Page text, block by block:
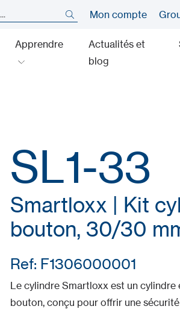
Mon compte
Apprendre
Actualités et
blog
SL1-33
Smartloxx | Kit
bouton, 30/30
Ref: F1306000001
Le cylindre Smartloxx est un
bouton, conçu pour offrir une